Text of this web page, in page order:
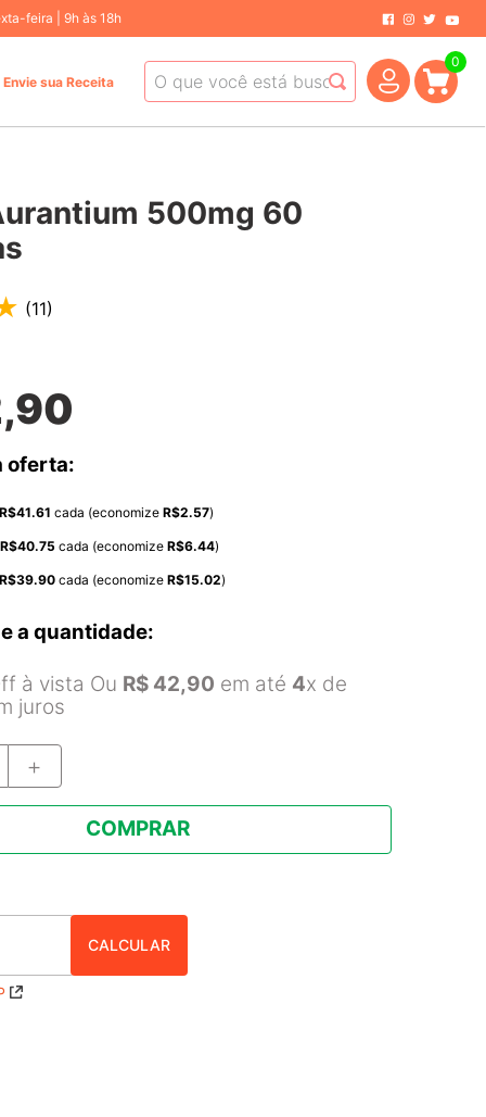
feira | 9h às 18h
Envie sua Receita
O que você está buscando hoje? 0
500mg 60
(11)
,90
oferta:
41.61 cada (economize R$2.57)
R$40.75 cada (economize R$6.44)
39.90cada (economize R$15.02)
a quantidade:
à vista Ou R$ 42,90 em até 4x de
juros
＋
COMPRAR